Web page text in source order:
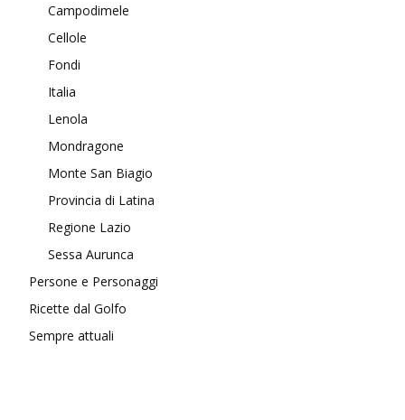
Campodimele
Cellole
Fondi
Italia
Lenola
Mondragone
Monte San Biagio
Provincia di Latina
Regione Lazio
Sessa Aurunca
Persone e Personaggi
Ricette dal Golfo
Sempre attuali